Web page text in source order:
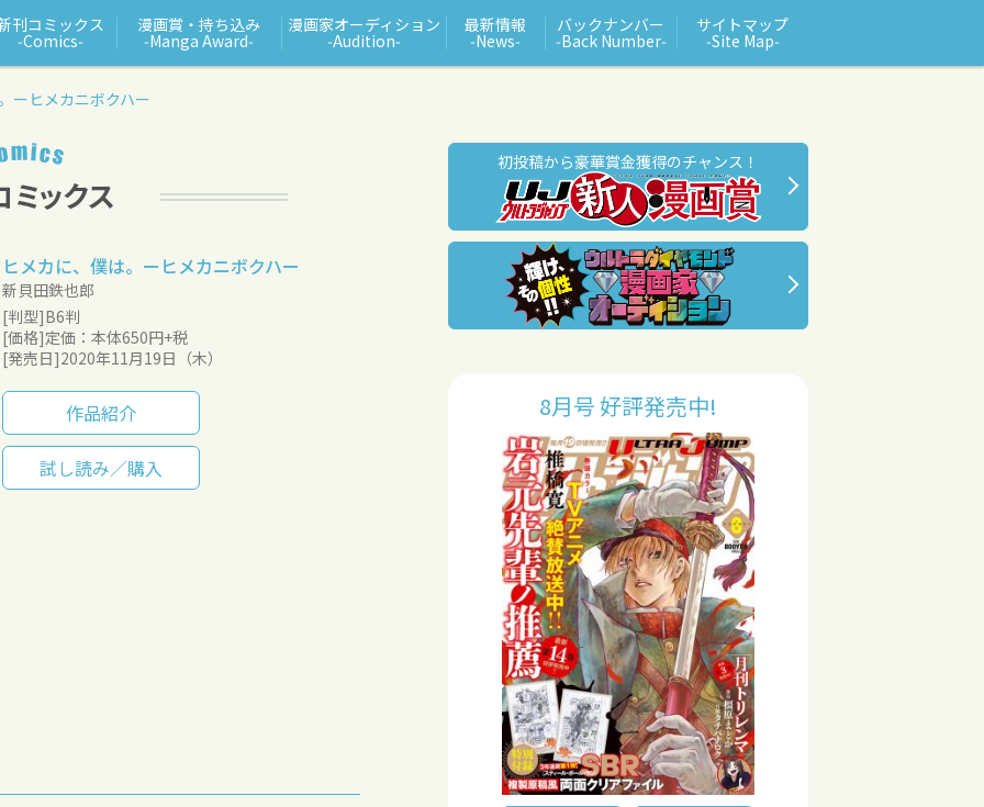
刊コミックス
‑Comics‑
漫画賞・持ち込み
‑Manga Award‑
漫画家オーディション
‑Audition‑
最新情報
‑News‑
バックナンバー
‑Back Number‑
サイトマップ
‑Site Map‑
ーヒメカニボクハー
ヒメカに、僕は。ーヒメカニボクハー
新貝田鉄也郎
[判型]B6判
[価格]定価：本体650円+税
[発売日]2020年11月19日（木）
作品紹介
試し読み／購入
初投稿から豪華賞金獲得のチャンス！
8月号 好評発売中!